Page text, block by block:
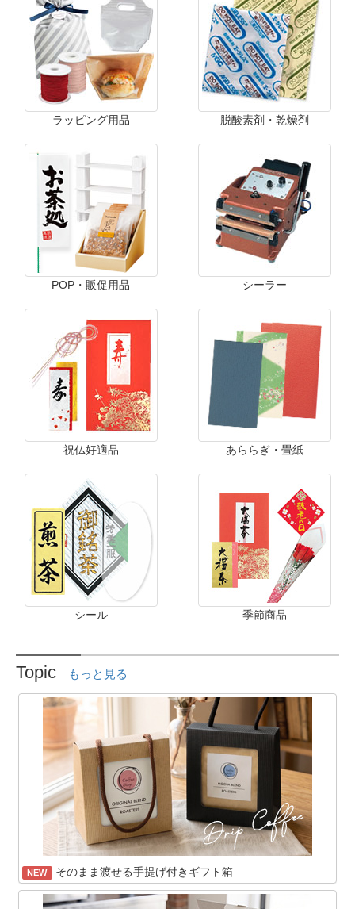
ラッピング用品 脱酸素剤・乾燥剤
POP・販促用品 シーラー
祝仏好適品 あららぎ・畳紙
シール 季節商品
Topic もっと見る
NEW そのまま渡せる手提げ付きギフト箱